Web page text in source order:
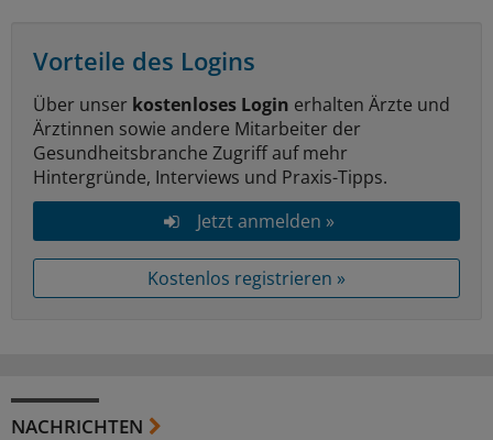
Vorteile des Logins
Über unser kostenloses Login erhalten Ärzte und
Ärztinnen sowie andere Mitarbeiter der
Gesundheitsbranche Zugriff auf mehr
Hintergründe, Interviews und Praxis-Tipps.
Jetzt anmelden »
Kostenlos registrieren »
NACHRICHTEN